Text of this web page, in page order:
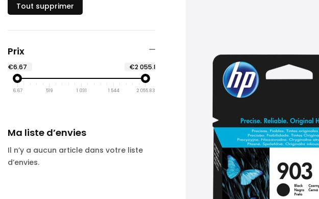
Tout supprimer
Prix
€6.67 €2 055.83
6.67 519 1 031 1 544 2 055.83
Ma liste d’envies
Il n’y a aucun article dans votre liste
d’envies.